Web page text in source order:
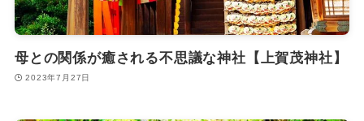
母との関係が癒される不思議な神社【上賀茂神社】
2023年7月27日